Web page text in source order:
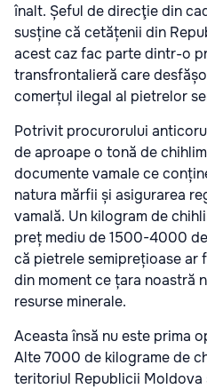
înalt. Șeful de direcţie din
susține că cetățenii din
acest caz fac parte dintr-o
transfrontalieră care
comerțul ilegal al pietrelor
Potrivit procurorului
de aproape o tonă de
documente vamale ce
natura mărfii și asigurarea
vamală. Un kilogram de
preț mediu de 1500-4000
că pietrele semiprețioase ar
din moment ce țara noastră
resurse minerale.
Aceasta însă nu este prima
Alte 7000 de kilograme de
teritoriul Republicii Moldova